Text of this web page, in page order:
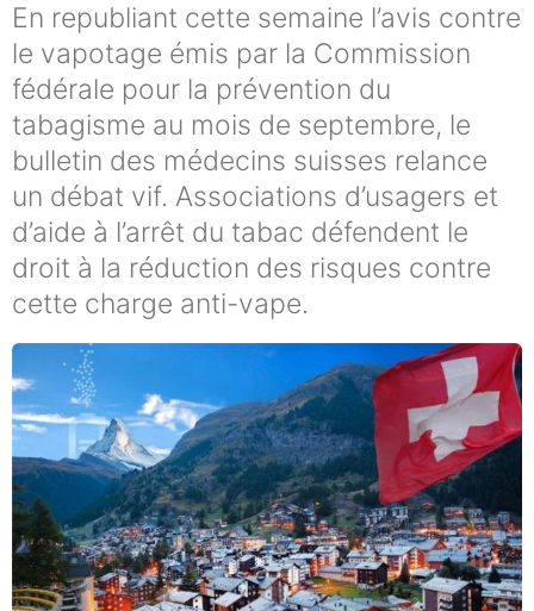
En republiant cette semaine l’avis contre
le vapotage émis par la Commission
fédérale pour la prévention du
tabagisme au mois de septembre, le
bulletin des médecins suisses relance
un débat vif. Associations d’usagers et
d’aide à l’arrêt du tabac défendent le
droit à la réduction des risques contre
cette charge anti-vape.